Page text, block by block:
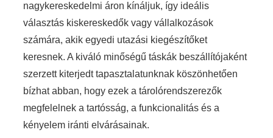
nagykereskedelmi áron kínáljuk, így ideális
választás kiskereskedők vagy vállalkozások
számára, akik egyedi utazási kiegészítőket
keresnek. A kiváló minőségű táskák beszállítójaként
szerzett kiterjedt tapasztalatunknak köszönhetően
bízhat abban, hogy ezek a tárolórendszerezők
megfelelnek a tartósság, a funkcionalitás és a
kényelem iránti elvárásainak.